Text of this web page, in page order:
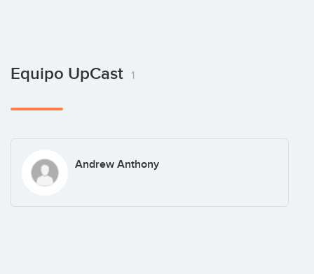
Equipo UpCast 1
Andrew Anthony